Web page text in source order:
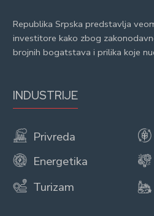
Republika Srpska predstavlja
investitore kako zbog
brojnih bogatstava i prilika koje
INDUSTRIJE
Privreda
Energetika
Turizam